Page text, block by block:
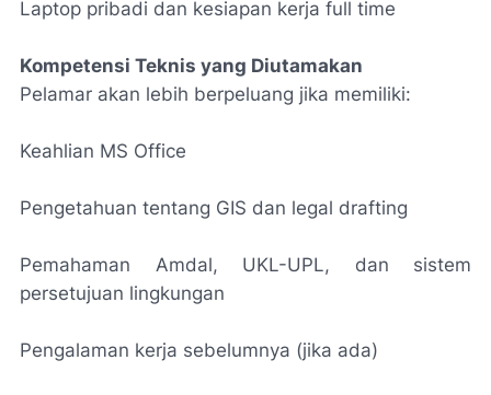
Laptop pribadi dan kesiapan kerja full time
Kompetensi Teknis yang Diutamakan
Pelamar akan lebih berpeluang jika memiliki:
Keahlian MS Office
Pengetahuan tentang GIS dan legal drafting
Pemahaman Amdal, UKL-UPL, dan sistem
persetujuan lingkungan
Pengalaman kerja sebelumnya (jika ada)